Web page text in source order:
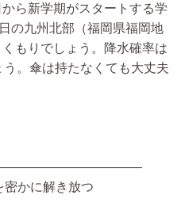
ら新学期がスタートする学
の九州北部（福岡県福岡地
もりでしょう。降水確率は
。傘は持たなくても大丈夫
かに解き放つ